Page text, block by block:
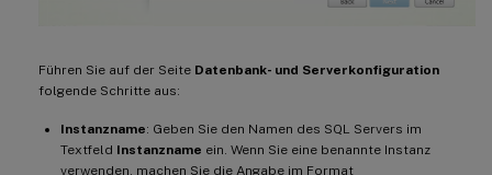
Führen Sie auf der Seite Datenbank- und Serverkonfiguration
folgende Schritte aus:
Instanzname: Geben Sie den Namen des SQL Servers im
Textfeld Instanzname ein. Wenn Sie eine benannte Instanz
verwenden, machen Sie die Angabe im Format